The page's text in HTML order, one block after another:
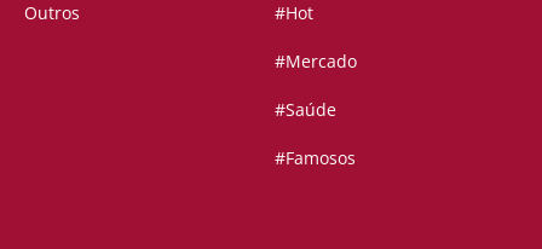
Outros #Hot
#Mercado
#Saúde
#Famosos